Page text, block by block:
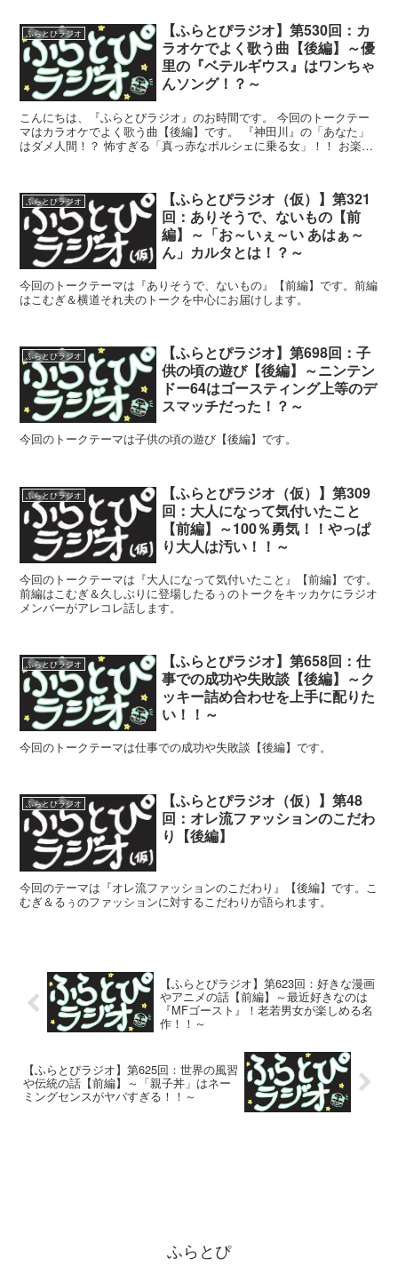
ふらとぴラジオ
【ふらとぴラジオ】第530回：カ
ラオケでよく歌う曲【後編】～優
里の『ベテルギウス』はワンちゃ
んソング！？～
こんにちは、『ふらとぴラジオ』のお時間です。 今回のトークテー
マはカラオケでよく歌う曲【後編】です。 『神田川』の「あなた」
はダメ人間！？ 怖すぎる「真っ赤なポルシェに乗る女」！！ お楽し
ふらとぴラジオ
【ふらとぴラジオ（仮）】第321
回：ありそうで、ないもの【前
編】～「お～いぇ～い あはぁ～
ん」カルタとは！？～
今回のトークテーマは『ありそうで、ないもの』【前編】です。前編
はこむぎ＆横道それ夫のトークを中心にお届けします。
ふらとぴラジオ
【ふらとぴラジオ】第698回：子
供の頃の遊び【後編】～ニンテン
ドー64はゴースティング上等のデ
スマッチだった！？～
今回のトークテーマは子供の頃の遊び【後編】です。
ふらとぴラジオ
【ふらとぴラジオ（仮）】第309
回：大人になって気付いたこと
【前編】～100％勇気！！やっぱ
り大人は汚い！！～
今回のトークテーマは『大人になって気付いたこと』【前編】です。
前編はこむぎ＆久しぶりに登場したるぅのトークをキッカケにラジオ
メンバーがアレコレ話します。
ふらとぴラジオ
【ふらとぴラジオ】第658回：仕
事での成功や失敗談【後編】～ク
ッキー詰め合わせを上手に配りた
い！！～
今回のトークテーマは仕事での成功や失敗談【後編】です。
ふらとぴラジオ
【ふらとぴラジオ（仮）】第48
回：オレ流ファッションのこだわ
り【後編】
今回のテーマは『オレ流ファッションのこだわり』【後編】です。こ
むぎ＆るぅのファッションに対するこだわりが語られます。
【ふらとぴラジオ】第623回：好きな漫画
やアニメの話【前編】～最近好きなのは
『MFゴースト』！老若男女が楽しめる名
作！！～
【ふらとぴラジオ】第625回：世界の風習
や伝統の話【前編】～「親子丼」はネー
ミングセンスがヤバすぎる！！～
ふらとぴ